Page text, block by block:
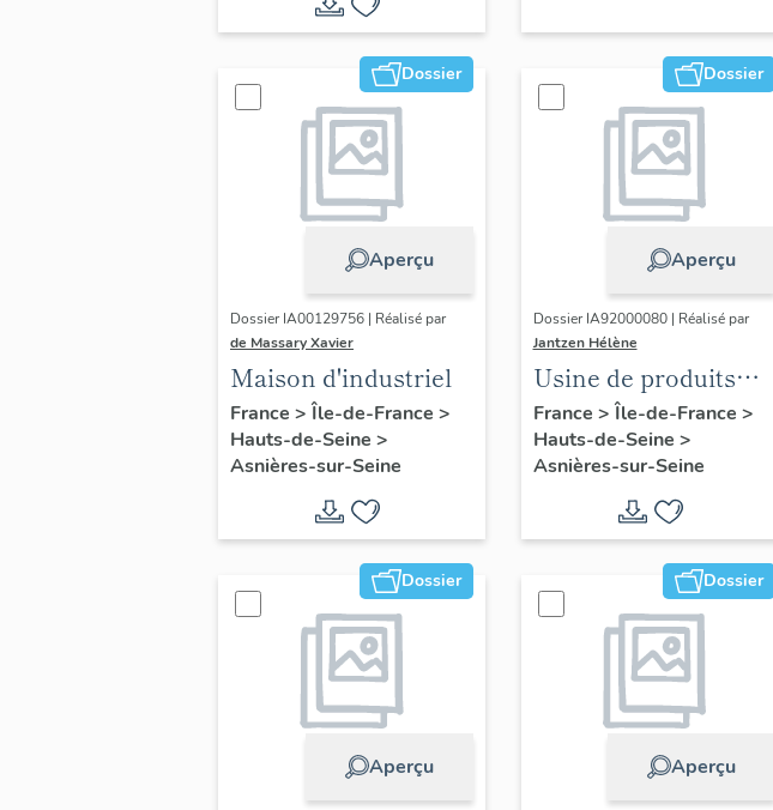
Dossier
Aperçu
Dossier IA00129756 | Réalisé par
de Massary Xavier
Maison d'industriel
France > Île-de-France >
Hauts-de-Seine >
Asnières-sur-Seine
Dossier
Aperçu
Dossier IA92000080 | Réalisé par
Jantzen Hélène
Usine de produits
chimiques dite
L'Oxylithe, puis
usine de produits
alimentaires dite
Marga, puis Astra,
puis Astra Calve
(détruit après
inventaire)
France > Île-de-France >
Hauts-de-Seine >
Asnières-sur-Seine
Dossier
Aperçu
Dossier
Aperçu